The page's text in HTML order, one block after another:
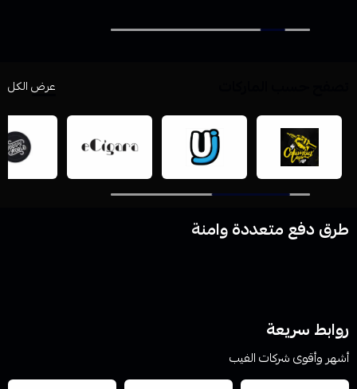
عرض الكل
طرق دفع متعددة وامنة
روابط سريعة
أشهر وأقوى شركات الفيب